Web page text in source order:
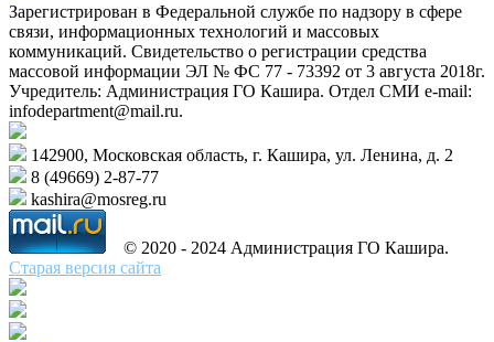
Зарегистрирован в Федеральной службе по надзору в сфере
связи, информационных технологий и массовых
коммуникаций. Свидетельство о регистрации средства
массовой информации ЭЛ № ФС 77 - 73392 от 3 августа 2018г.
Учредитель: Администрация ГО Кашира. Отдел СМИ e-mail:
infodepartment@mail.ru.
142900, Московская область, г. Кашира, ул. Ленина, д. 2
8 (49669) 2-87-77
kashira@mosreg.ru
© 2020 - 2024 Администрация ГО Кашира.
Старая версия сайта